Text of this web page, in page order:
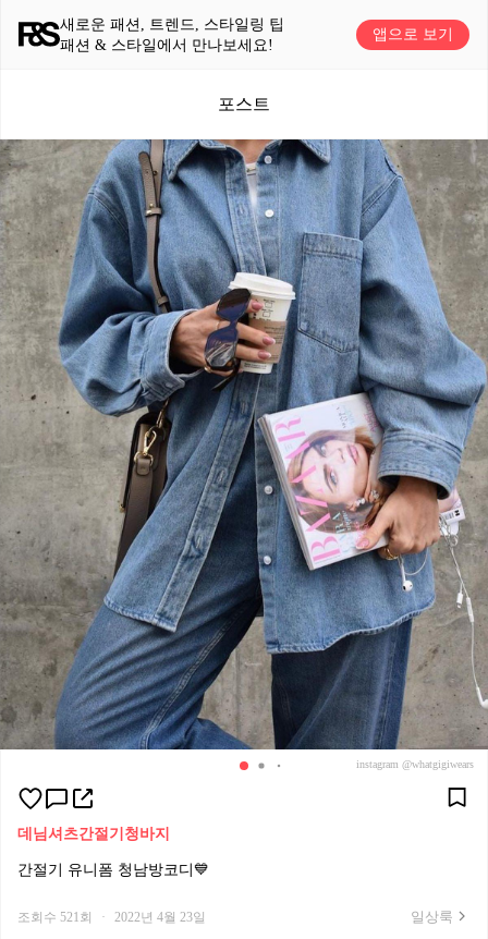
새로운 패션, 트렌드, 스타일링 팁
패션 & 스타일에서 만나보세요!
앱으로 보기
포스트
instagram @whatgigiwears
데님셔츠간절기 청바지
간절기 유니폼 청남방코디💙
조회수 521회 · 2022년 4월 23일 일상룩